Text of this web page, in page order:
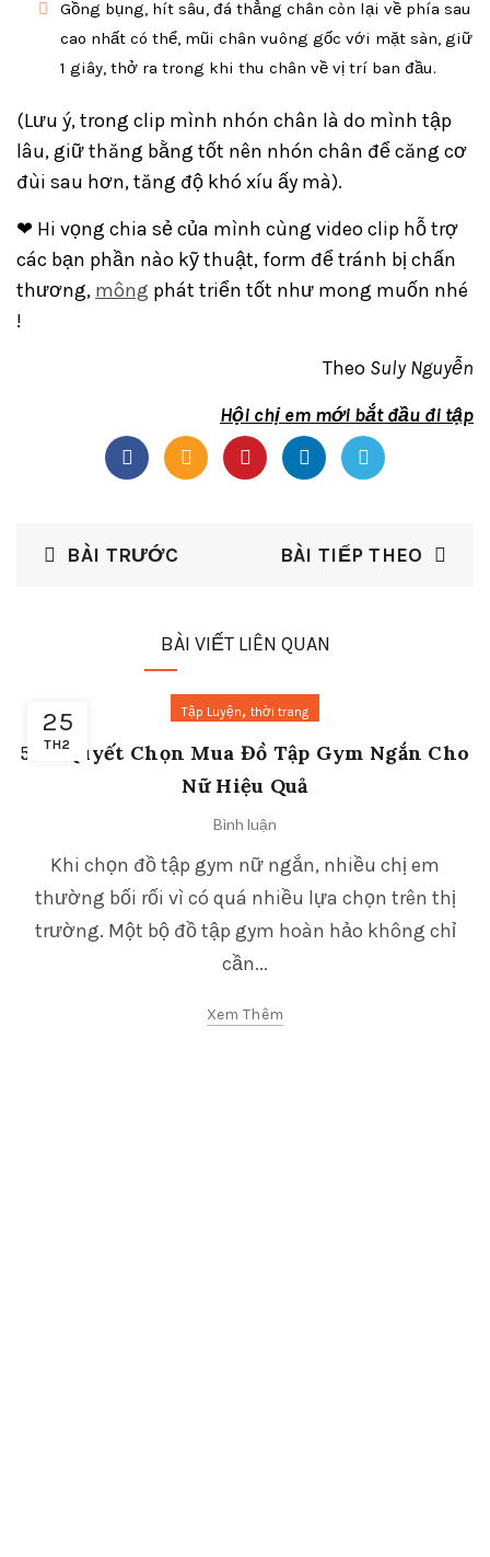
Gồng bụng, hít sâu, đá thẳng chân còn lại về phía sau
cao nhất có thể, mũi chân vuông gốc với mặt sàn, giữ
1 giây, thở ra trong khi thu chân về vị trí ban đầu.
(Lưu ý, trong clip mình nhón chân là do mình tập
lâu, giữ thăng bằng tốt nên nhón chân để căng cơ
đùi sau hơn, tăng độ khó xíu ấy mà).
❤ Hi vọng chia sẻ của mình cùng video clip hỗ trợ
các bạn phần nào kỹ thuật, form để tránh bị chấn
thương, mông phát triển tốt như mong muốn nhé
!
Theo Suly Nguyễn
Hội chị em mới bắt đầu đi tập
BÀI TRƯỚC BÀI TIẾP THEO
BÀI VIẾT LIÊN QUAN
25
TH2
Tập Luyện, thời trang
5 Bí Quyết Chọn Mua Đồ Tập Gym Ngắn Cho
Nữ Hiệu Quả
Bình luận
Khi chọn đồ tập gym nữ ngắn, nhiều chị em
thường bối rối vì có quá nhiều lựa chọn trên thị
trường. Một bộ đồ tập gym hoàn hảo không chỉ
cần...
Xem Thêm